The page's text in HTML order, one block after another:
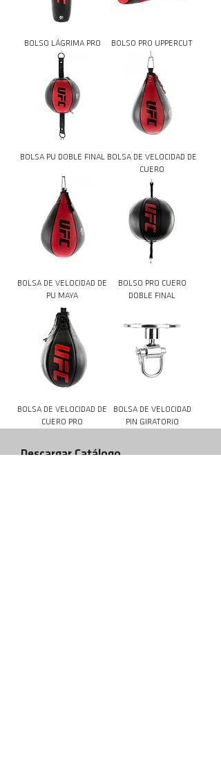
BOLSO LÁGRIMA PRO BOLSO PRO UPPERCUT
BOLSA PU DOBLE FINAL BOLSA DE VELOCIDAD DE
CUERO
BOLSA DE VELOCIDAD DE
PU MAYA
BOLSO PRO CUERO
DOBLE FINAL
BOLSA DE VELOCIDAD DE
CUERO PRO
BOLSA DE VELOCIDAD
PIN GIRATORIO
Descargar Catálogo